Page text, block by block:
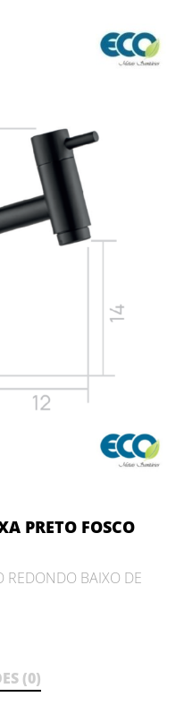
PRETO FOSCO
REDONDO BAIXO DE
(0)